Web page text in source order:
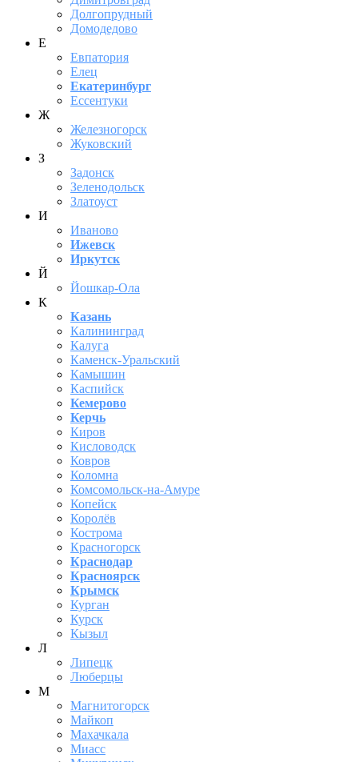
Долгопрудный
Домодедово
Е
Евпатория
Елец
Екатеринбург
Ессентуки
Ж
Железногорск
Жуковский
З
Задонск
Зеленодольск
Златоуст
И
Иваново
Ижевск
Иркутск
Й
Йошкар-Ола
К
Казань
Калининград
Калуга
Каменск-Уральский
Камышин
Каспийск
Кемерово
Керчь
Киров
Кисловодск
Ковров
Коломна
Комсомольск-на-Амуре
Копейск
Королёв
Кострома
Красногорск
Краснодар
Красноярск
Крымск
Курган
Курск
Кызыл
Л
Липецк
Люберцы
М
Магнитогорск
Майкоп
Махачкала
Миасс